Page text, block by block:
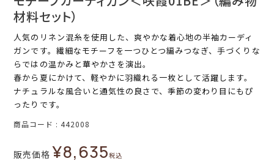
材料セット）
人気のリネン混糸を使用した、爽やかな着心地の半袖カーディ
ガンです。繊細なモチーフを一つひとつ編みつなぎ、手づくりな
らではの温かみと華やかさを演出。
春から夏にかけて、軽やかに羽織れる一枚として活躍します。
ナチュラルな風合いと通気性の良さで、季節の変わり目にもぴ
ったりです。
商品コード 442008
販売価格 ¥8,635税込